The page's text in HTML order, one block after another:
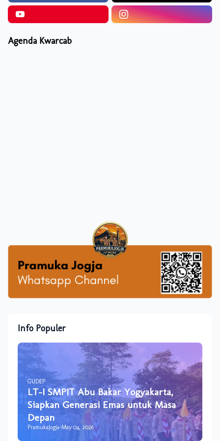
Agenda Kwarcab
Info Populer
GUDEP
LT-I SMPIT Abu Bakar Yogyakarta,
Siapkan Generasi Emas untuk Masa
Depan
PramukaJogja-May 04, 2026